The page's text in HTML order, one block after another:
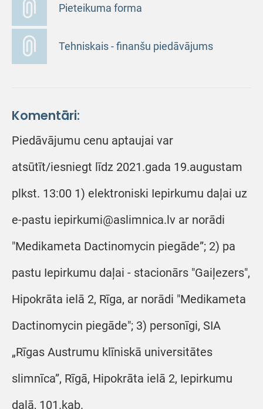
Pieteikuma forma
Tehniskais - finanšu piedāvājums
Komentāri:
Piedāvājumu cenu aptaujai var
atsūtīt/iesniegt līdz 2021.gada 19.augustam
plkst. 13:00 1) elektroniski Iepirkumu daļai uz
e-pastu iepirkumi@aslimnica.lv ar norādi
"Medikameta Dactinomycin piegāde”; 2) pa
pastu Iepirkumu daļai - stacionārs "Gaiļezers",
Hipokrāta ielā 2, Rīga, ar norādi "Medikameta
Dactinomycin piegāde"; 3) personīgi, SIA
„Rīgas Austrumu klīniskā universitātes
slimnīca”, Rīgā, Hipokrāta ielā 2, Iepirkumu
daļā, 101.kab.